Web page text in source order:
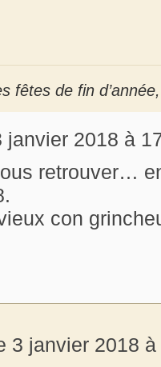
fêtes de fin
janvier 2018 à
retrouver…
con
3 janvier 2018